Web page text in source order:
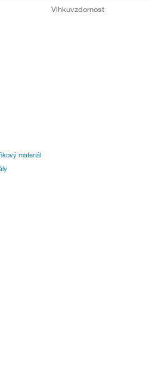
Vlhkuvzdornost
materiál